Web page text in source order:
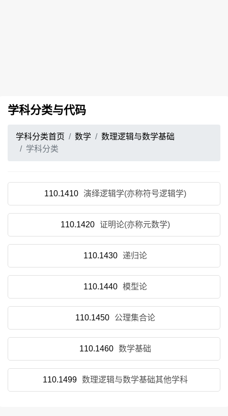
学科分类与代码
学科分类首页 数学
数理逻辑与数学基础
学科分类
110.1410 演绎逻辑学(亦称符号逻辑学)
110.1420 证明论(亦称元数学)
110.1430 递归论
110.1440 模型论
110.1450 公理集合论
110.1460 数学基础
110.1499 数理逻辑与数学基础其他学科